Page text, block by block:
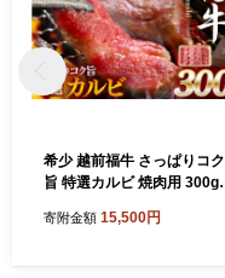
希少 越前福牛 さっぱりコク
旨 特選カルビ 焼肉用 300g
牛 赤身和牛 かるび 肉 牛 牛
寄附金額 15,500円